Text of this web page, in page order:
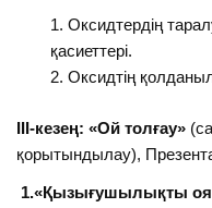
Оксидтердің
қасиеттері.
Оксидтің
ІІІ-кезең: «Ой толғау»
қорытындылау),
1.«Қызығушылықты